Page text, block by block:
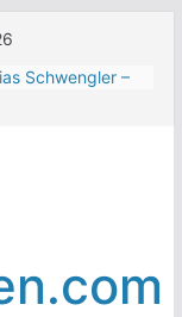
Schwengler –
Winterbach
beim
2026
den jazz open
Roma 2026